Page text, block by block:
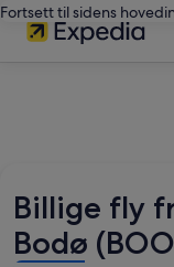
Fortsett til sidens
Billige fly
Bodø